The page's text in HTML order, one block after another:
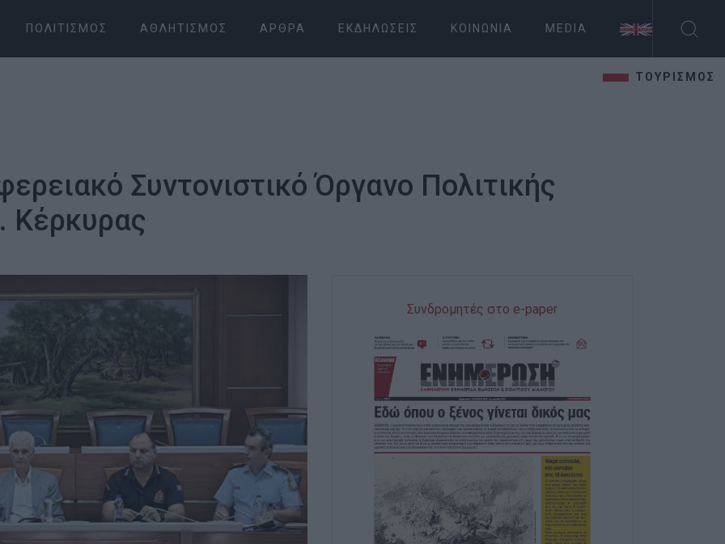
ΠΟΛΙΤΙΣΜΌΣ ΑΘΛΗΤΙΣΜΌΣ ΆΡΘΡΑ ΕΚΔΗΛΏΣΕΙΣ ΚΟΙΝΩΝΊΑ MEDIA
ΤΟΥΡΙΣΜΟΣ
Συντονιστικό Όργανο Πολιτικής
Κέρκυρας
Συνδρομητές στο e-paper